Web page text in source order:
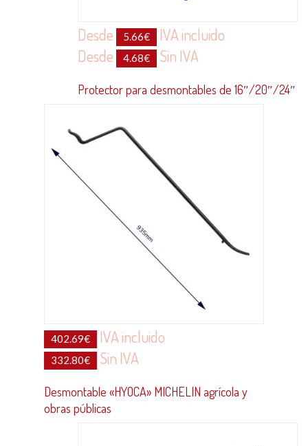
Desde 5.66€
IVA incluido
Desde
4.68€ Sin IVA
Protector para desmontables de 16″/20″/24″
402.69€ IVA incluido
332.80€ Sin IVA
Desmontable «HYOCA» MICHELIN agrícola y
obras públicas